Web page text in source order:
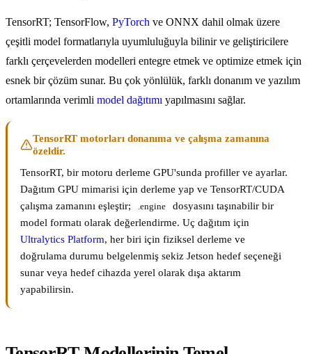
TensorRT; TensorFlow, PyTorch ve ONNX dahil olmak üzere
çeşitli model formatlarıyla uyumluluğuyla bilinir ve geliştiricilere
farklı çerçevelerden modelleri entegre etmek ve optimize etmek için
esnek bir çözüm sunar. Bu çok yönlülük, farklı donanım ve yazılım
ortamlarında verimli model dağıtımı yapılmasını sağlar.
TensorRT motorları donanıma ve çalışma zamanına
özeldir.
TensorRT, bir motoru derleme GPU'sunda profiller ve ayarlar.
Dağıtım GPU mimarisi için derleme yap ve TensorRT/CUDA
çalışma zamanını eşleştir;
.engine
dosyasını taşınabilir bir
model formatı olarak değerlendirme. Uç dağıtım için
Ultralytics Platform, her biri için fiziksel derleme ve
doğrulama durumu belgelenmiş sekiz Jetson hedef seçeneği
sunar veya hedef cihazda yerel olarak dışa aktarım
yapabilirsin.